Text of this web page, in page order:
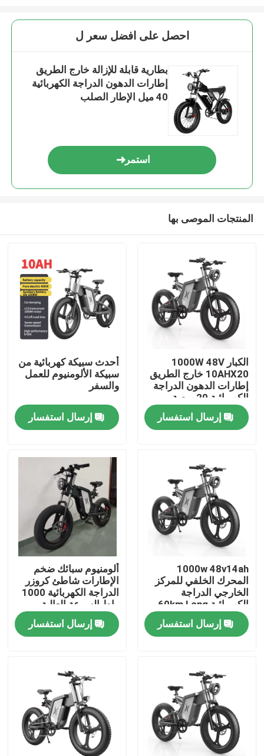
منزل
أشرطة فيديو
معلومات عنا
جولة في المعمل
رقابة جودة
اطلب اقتباس
الدراجة الكهربائية " ريدستار "
الدراجة الكهربائية ذات الإطارات الدهنية القابلة للطي
دراجات مدينة كهربائية
احصل على افضل سعر ل
بطارية قابلة للإزالة خارج الطريق
إطارات الدهون الدراجة الكهربائية
40 ميل الإطار الصلب
استمر
المنتجات الموصى بها
الكبار 1000W 48V
10AHX20 خارج الطريق
إطارات الدهون الدراجة
الكهربائية 20 بوصة
إرسال استفسار
أحدث سبيكة كهربائية من
سبيكة الألومنيوم للعمل
والسفر
إرسال استفسار
1000w 48v14ah
المحرك الخلفي للمركز
الخارجي الدراجة
الكهربائية 60km Long
Endurance
إرسال استفسار
ألومنيوم سبائك ضخم
الإطارات شاطئ كروزر
الدراجة الكهربائية 1000
واط السرعة العالية
إرسال استفسار